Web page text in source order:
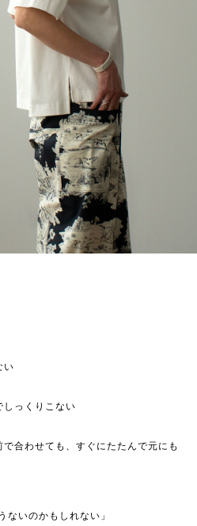
い
しっくりこない
合わせても、すぐにたたんで元にも
ないのかもしれない」